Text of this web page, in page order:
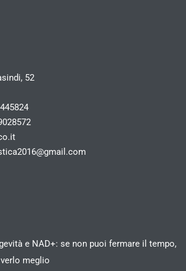
52
e NAD+: se non puoi fermare il tempo,
meglio